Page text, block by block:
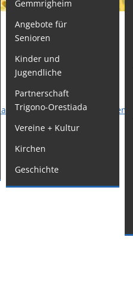
Neubürgerinfos
Formulare
Mängelmeldung
Winterdienst
Gutachterausschuss
Organspende
Gleichstellung
Selbstbestimmung
Gemmrigheim
Angebote für
Senioren
Kinder und
Jugendliche
Partnerschaft
Trigono-Orestiada
Vereine + Kultur
Kirchen
Geschichte
Ratsinformationssystem der